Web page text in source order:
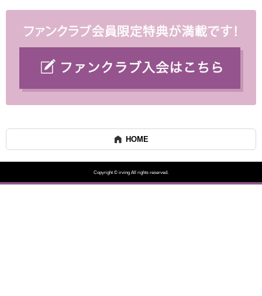
HOME
Copyright © irving All rights reserved.